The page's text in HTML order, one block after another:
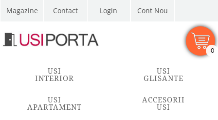
Magazine Contact Cont Nou
0
USI
INTERIOR
USI
GLISANTE
USI
APARTAMENT
ACCESORII
USI